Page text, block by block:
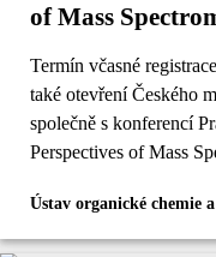
of Mass
Termín včasné
také otevření Českého
společně s konferencí
Perspectives of Mass
Ústav organické chemie